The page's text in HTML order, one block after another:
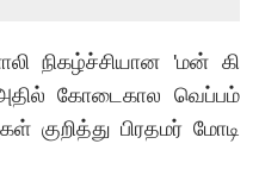
நிகழ்ச்சியான 'மன் கி
கோடைகால வெப்பம்
குறித்து பிரதமர் மோடி